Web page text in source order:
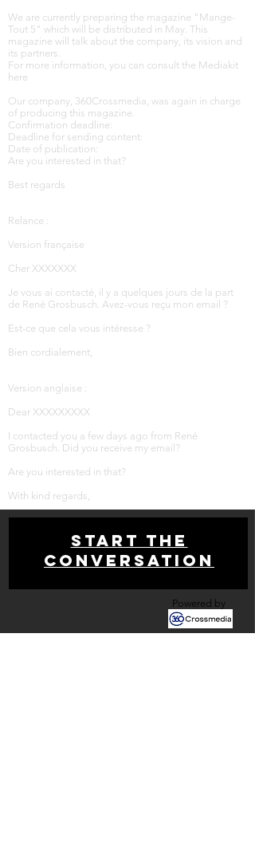
We are currently preparing the magazine "Mange-
Tout 5" which will be distributed in May. This
magazine will talk about the company, its vision and
its partners.
For more information, you can consult the Mediakit
here
Our company, 360Crossmedia, was again in charge
of producing this magazine.
Confirmation deadline:
Deadline for sending content:
Date of publication:
Are you interested in that?
Best regards
Relance :
Version française
Cher XXXXXXX
Je vous ai contacté, il y a quelques jours de la part
de René Grosbusch. Avez-vous reçu mon email ?
Est-ce que cela vous intéresse ?
Bien cordialement,
Version anglaise :
Dear XXXXXXXXX
I contacted you a few days ago from René
Grosbusch. Did you receive my email?
Are you interested in that?
With kind regards,
Start THE
conversation
Powered by